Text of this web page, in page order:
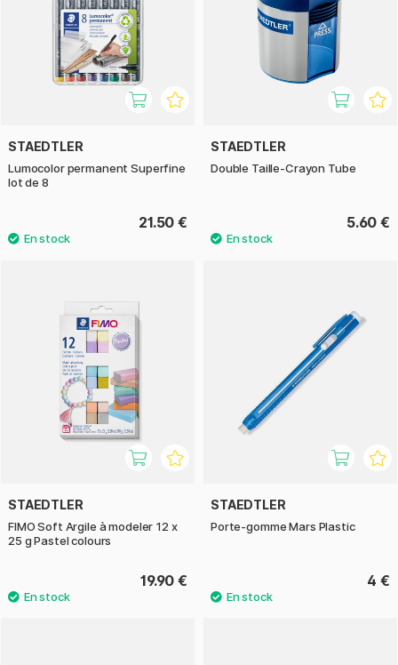
STAEDTLER
Lumocolor permanent Superfine
lot de 8
21.50 €
STAEDTLER
Double Taille-Crayon Tube
5.60 €
STAEDTLER
FIMO Soft Argile à modeler 12 x
25 g Pastel colours
19.90 €
STAEDTLER
Porte-gomme Mars Plastic
4 €